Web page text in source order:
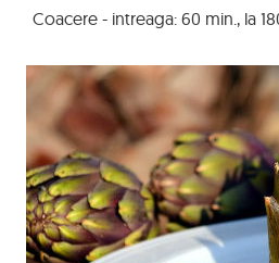
Coacere - intreaga: 60 min., la